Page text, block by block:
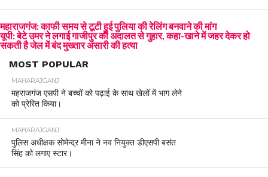
महाराजगंज: काफी समय से टूटी हुई पुलिया की रेलिंग बनवाने की मांग
यूपी: बेटे उमर ने लगाई गाजीपुर की अदालत से गुहार, कहा-खाने में जहर देकर हो
सकती है जेल में बंद मुख्तार अंसारी की हत्या
MOST POPULAR
MAHARAJGANJ
महराजगंज एसपी ने बच्चों को पढ़ाई के साथ खेलों में भाग लेने
को प्रेरित किया।
MAHARAJGANJ
पुलिस अधीक्षक सोमेन्द्र मीना ने नव नियुक्त डीएसपी बसंत
सिंह को लगाए स्टार।